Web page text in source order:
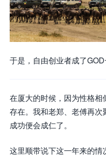
于是，自由创业者成了GOD
在厦大的时候，因为性格相
存在。我和老郑、老傅再
成功便会成仁了。
这里顺带说下这一年来的